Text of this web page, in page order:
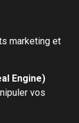
marketing et
Engine)
vos